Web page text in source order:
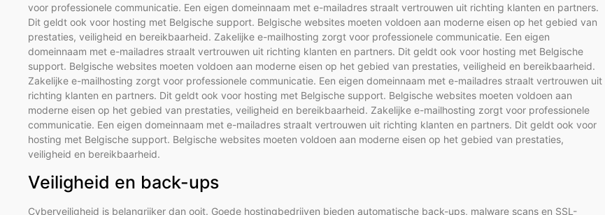
voor professionele communicatie. Een eigen domeinnaam met e-mailadres straalt vertrouwen uit richting klanten en partners.
Dit geldt ook voor hosting met Belgische support. Belgische websites moeten voldoen aan moderne eisen op het gebied van
prestaties, veiligheid en bereikbaarheid. Zakelijke e-mailhosting zorgt voor professionele communicatie. Een eigen
domeinnaam met e-mailadres straalt vertrouwen uit richting klanten en partners. Dit geldt ook voor hosting met Belgische
support. Belgische websites moeten voldoen aan moderne eisen op het gebied van prestaties, veiligheid en bereikbaarheid.
Zakelijke e-mailhosting zorgt voor professionele communicatie. Een eigen domeinnaam met e-mailadres straalt vertrouwen uit
richting klanten en partners. Dit geldt ook voor hosting met Belgische support. Belgische websites moeten voldoen aan
moderne eisen op het gebied van prestaties, veiligheid en bereikbaarheid. Zakelijke e-mailhosting zorgt voor professionele
communicatie. Een eigen domeinnaam met e-mailadres straalt vertrouwen uit richting klanten en partners. Dit geldt ook voor
hosting met Belgische support. Belgische websites moeten voldoen aan moderne eisen op het gebied van prestaties,
veiligheid en bereikbaarheid.
Veiligheid en back-ups
Cyberveiligheid is belangrijker dan ooit. Goede hostingbedrijven bieden automatische back-ups, malware scans en SSL-